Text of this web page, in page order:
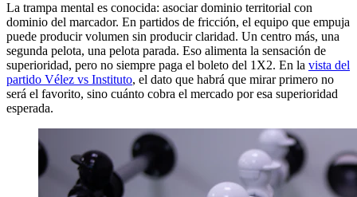
La trampa mental es conocida: asociar dominio territorial con
dominio del marcador. En partidos de fricción, el equipo que empuja
puede producir volumen sin producir claridad. Un centro más, una
segunda pelota, una pelota parada. Eso alimenta la sensación de
superioridad, pero no siempre paga el boleto del 1X2. En la vista del
partido Vélez vs Instituto, el dato que habrá que mirar primero no
será el favorito, sino cuánto cobra el mercado por esa superioridad
esperada.